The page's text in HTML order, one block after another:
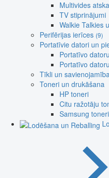
Multivides
TV stiprinājumi
Walkie Talkies
Perifērijas ierīces (9)
Portatīvie datori un
Portatīvo
Portatīvo
Tīkli un
Toneri un drukāšana
HP toneri
Citu ražotāju
Samsung toneri